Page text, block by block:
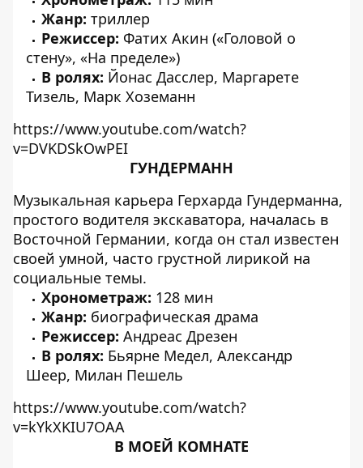
Жанр: триллер
Режиссер: Фатих Акин («Головой о
стену», «На пределе»)
В ролях: Йонас Дасслер, Маргарете
Тизель, Марк Хоземанн
https://www.youtube.com/watch?
v=DVKDSkOwPEI
ГУНДЕРМАНН
Музыкальная карьера Герхарда Гундерманна,
простого водителя экскаватора, началась в
Восточной Германии, когда он стал известен
своей умной, часто грустной лирикой на
социальные темы.
Хронометраж: 128 мин
Жанр: биографическая драма
Режиссер: Андреас Дрезен
В ролях: Бьярне Медел, Александр
Шеер, Милан Пешель
https://www.youtube.com/watch?
v=kYkXKIU7OAA
В МОЕЙ КОМНАТЕ